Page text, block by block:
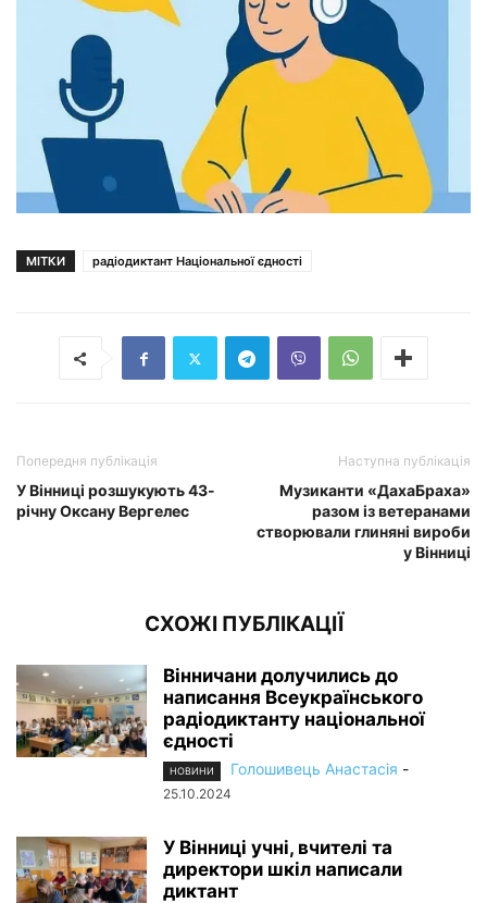
МІТКИ радіодиктант Національної єдності
Попередня публікація
У Вінниці розшукують 43-
річну Оксану Вергелес
Наступна публікація
Музиканти «ДахаБраха»
разом із ветеранами
створювали глиняні вироби
у Вінниці
СХОЖІ ПУБЛІКАЦІЇ
Вінничани долучились до
написання Всеукраїнського
радіодиктанту національної
єдності
НОВИНИ Голошивець Анастасія -
25.10.2024
У Вінниці учні, вчителі та
директори шкіл написали
диктант